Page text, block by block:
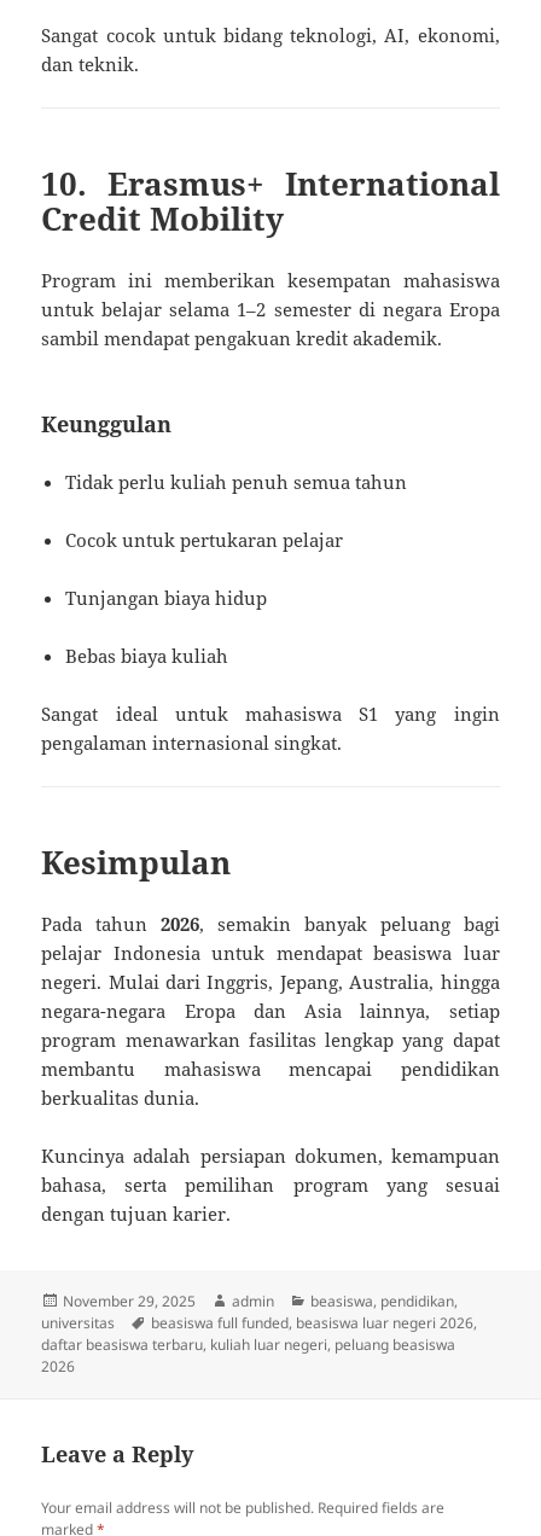
Sangat cocok untuk bidang teknologi, AI, ekonomi,
dan teknik.
10. Erasmus+ International
Credit Mobility
Program ini memberikan kesempatan mahasiswa
untuk belajar selama 1–2 semester di negara Eropa
sambil mendapat pengakuan kredit akademik.
Keunggulan
Tidak perlu kuliah penuh semua tahun
Cocok untuk pertukaran pelajar
Tunjangan biaya hidup
Bebas biaya kuliah
Sangat ideal untuk mahasiswa S1 yang ingin
pengalaman internasional singkat.
Kesimpulan
Pada tahun2026, semakin banyak peluang bagi
pelajar Indonesia untuk mendapat beasiswa luar
negeri. Mulai dari Inggris, Jepang, Australia, hingga
negara-negara Eropa dan Asia lainnya, setiap
program menawarkan fasilitas lengkap yang dapat
membantu mahasiswa mencapai pendidikan
berkualitas dunia.
Kuncinya adalah persiapan dokumen, kemampuan
bahasa, serta pemilihan program yang sesuai
dengan tujuan karier.
Posted
on
November 29, 2025 Author
admin Categories
beasiswa, pendidikan,
universitas
Tags
beasiswa full funded, beasiswa luar negeri 2026,
daftar beasiswa terbaru, kuliah luar negeri, peluang beasiswa
2026
Leave a Reply
Your email address will not be published. Required fields are
marked*